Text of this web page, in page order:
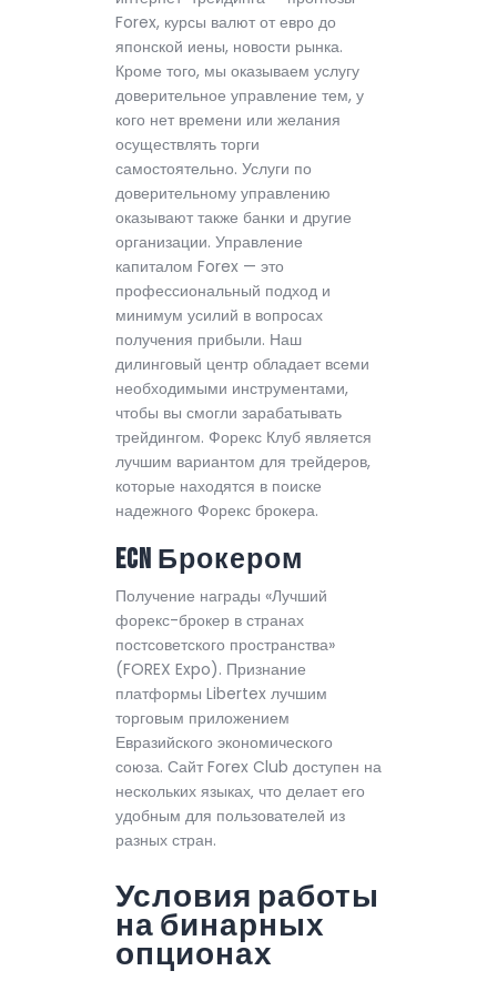
Forex, курсы валют от евро до
японской иены, новости рынка.
Кроме того, мы оказываем услугу
доверительное управление тем, у
кого нет времени или желания
осуществлять торги
самостоятельно. Услуги по
доверительному управлению
оказывают также банки и другие
организации. Управление
капиталом Forex — это
профессиональный подход и
минимум усилий в вопросах
получения прибыли. Наш
дилинговый центр обладает всеми
необходимыми инструментами,
чтобы вы смогли зарабатывать
трейдингом. Форекс Клуб является
лучшим вариантом для трейдеров,
которые находятся в поиске
надежного Форекс брокера.
ECN Брокером
Получение награды «Лучший
форекс-брокер в странах
постсоветского пространства»
(FOREX Expo). Признание
платформы Libertex лучшим
торговым приложением
Евразийского экономического
союза. Сайт Forex Club доступен на
нескольких языках‚ что делает его
удобным для пользователей из
разных стран.
Условия работы
на бинарных
опционах